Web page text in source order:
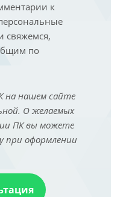
к
свяжемся,
по
на нашем сайте
О желаемых
ПК вы можете
при оформлении